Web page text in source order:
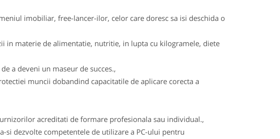
imobiliar, free-lancer-ilor, celor care doresc sa isi deschida o
in materie de alimentatie, nutritie, in lupta cu kilogramele, diete
a deveni un maseur de succes.,
muncii dobandind capacitatile de aplicare corecta a
acreditati de formare profesionala sau individual.,
si dezvolte competentele de utilizare a PC-ului pentru